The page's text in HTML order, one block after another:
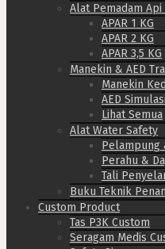
Alat Pemadam Api
APAR 1 KG
APAR 2 KG
APAR 3,5 KG
Manekin & AED
Manekin
AED
Lihat Semua
Alat Water Safety
Pelampung
Perahu &
Tali
Buku Teknik
Custom Product
Tas P3K Custom
Seragam Medis